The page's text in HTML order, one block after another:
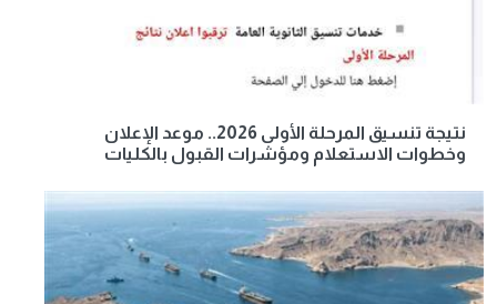
نتيجة تنسيق المرحلة الأولى 2026.. موعد الإعلان
وخطوات الاستعلام ومؤشرات القبول بالكليات